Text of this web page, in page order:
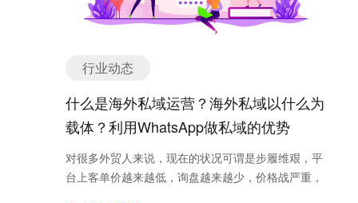
行业动态
什么是海外私域运营？海外私域以什么为
载体？利用WhatsApp做私域的优势
对很多外贸人来说，现在的状况可谓是步履维艰，平
台上客单价越来越低，询盘越来越少，价格战严重，